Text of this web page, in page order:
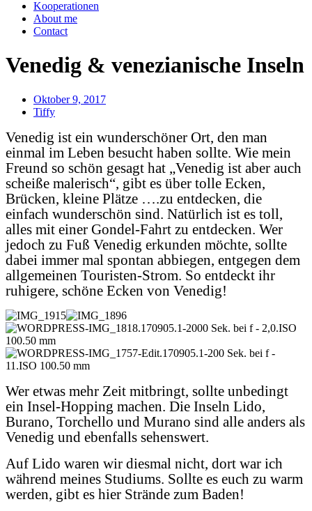
Kooperationen
About me
Contact
Venedig & venezianische Inseln
Oktober 9, 2017
Tiffy
Venedig ist ein wunderschöner Ort, den man
einmal im Leben besucht haben sollte. Wie mein
Freund so schön gesagt hat „Venedig ist aber auch
scheiße malerisch“, gibt es über tolle Ecken,
Brücken, kleine Plätze ….zu entdecken, die
einfach wunderschön sind. Natürlich ist es toll,
alles mit einer Gondel-Fahrt zu entdecken. Wer
jedoch zu Fuß Venedig erkunden möchte, sollte
dabei immer mal spontan abbiegen, entgegen dem
allgemeinen Touristen-Strom. So entdeckt ihr
ruhigere, schöne Ecken von Venedig!
Wer etwas mehr Zeit mitbringt, sollte unbedingt
ein Insel-Hopping machen. Die Inseln Lido,
Burano, Torchello und Murano sind alle anders als
Venedig und ebenfalls sehenswert.
Auf Lido waren wir diesmal nicht, dort war ich
während meines Studiums. Sollte es euch zu warm
werden, gibt es hier Strände zum Baden!